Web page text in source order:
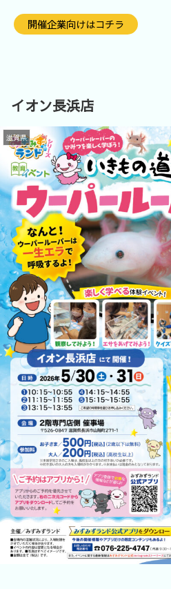
開催企業向けはコチラ
イオン長浜店
滋賀県